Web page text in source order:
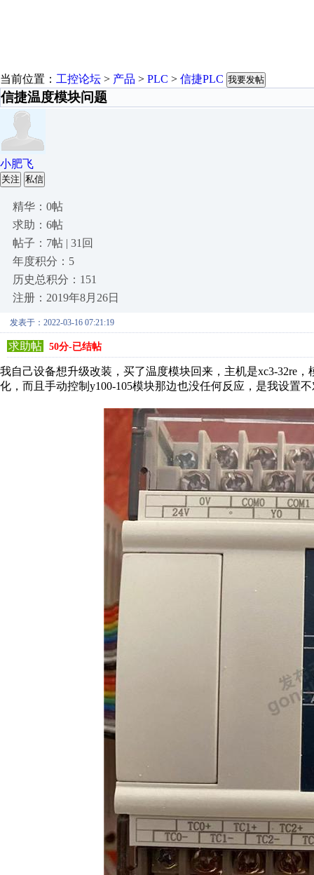
当前位置： 工控论坛 > 产品 > PLC > 信捷PLC 我要发帖
信捷温度模块问题
小肥飞
关注 私信
精华：0帖
求助：6帖
帖子：7帖 | 31回
年度积分：5
历史总积分：151
注册：2019年8月26日
发表于：2022-03-16 07:21:19
求助帖 50分-已结帖
我自己设备想升级改装，买了温度模块回来，主机是xc3-32re
化，而且手动控制y100-105模块那边也没任何反应，是我设置